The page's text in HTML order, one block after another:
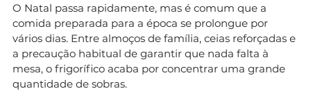
O Natal passa rapidamente, mas é comum que a
comida preparada para a época se prolongue por
vários dias. Entre almoços de família, ceias reforçadas e
a precaução habitual de garantir que nada falta à
mesa, o frigorífico acaba por concentrar uma grande
quantidade de sobras.